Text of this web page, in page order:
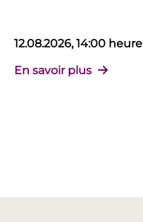
12.08.2026, 14:00 heure
En savoir plus